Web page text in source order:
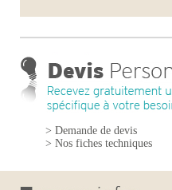
> Demande de devis
> Nos fiches techniques